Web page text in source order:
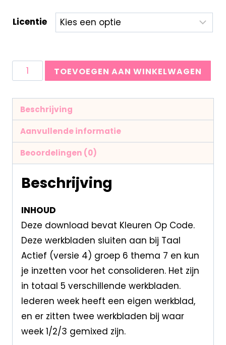
Licentie
TOEVOEGEN AAN WINKELWAGEN
Beschrijving
Aanvullende informatie
Beoordelingen (0)
Beschrijving
INHOUD
Deze download bevat Kleuren Op Code.
Deze werkbladen sluiten aan bij Taal
Actief (versie 4) groep 6 thema 7 en kun
je inzetten voor het consolideren. Het zijn
in totaal 5 verschillende werkbladen.
Iederen week heeft een eigen werkblad,
en er zitten twee werkbladen bij waar
week 1/2/3 gemixed zijn.